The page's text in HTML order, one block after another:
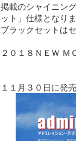
掲載のシャイニン
ット」仕様となりま
ブラックセットは
２０１８ＮＥＷ Ｍ
１１月３０日に発